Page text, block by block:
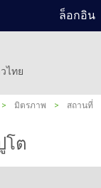
ล็อกอิน
ไทย
> มิตรภาพ >
สถานที่
โต